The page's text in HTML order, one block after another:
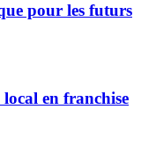
pour les futurs
en franchise